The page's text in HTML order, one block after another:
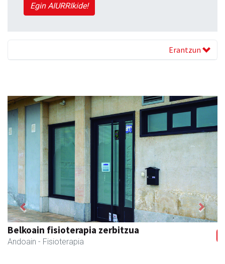
Egin AIURRIkide!
Erantzun
Belkoain fisioterapia zerbitzua
Andoain - Fisioterapia
Previous Next